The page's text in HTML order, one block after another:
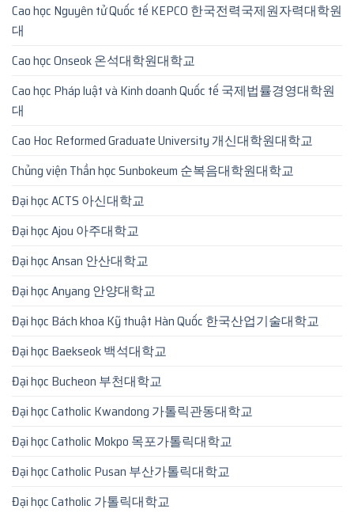
Cao học Nguyên tử Quốc tế KEPCO 한국전력국제원자력대학원
대
Cao học Onseok 온석대학원대학교
Cao học Pháp luật và Kinh doanh Quốc tế 국제법률경영대학원
대
Cao Hoc Reformed Graduate University 개신대학원대학교
Chủng viện Thần học Sunbokeum 순복음대학원대학교
Đại học ACTS 아신대학교
Đại học Ajou 아주대학교
Đại học Ansan 안산대학교
Đại học Anyang 안양대학교
Đại học Bách khoa Kỹ thuật Hàn Quốc 한국산업기술대학교
Đại học Baekseok 백석대학교
Đại học Bucheon 부천대학교
Đại học Catholic Kwandong 가톨릭관동대학교
Đại học Catholic Mokpo 목포가톨릭대학교
Đại học Catholic Pusan 부산가톨릭대학교
Đại học Catholic 가톨릭대학교